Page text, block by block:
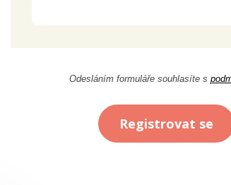
Odesláním formuláře souhlasíte s
Registrovat se